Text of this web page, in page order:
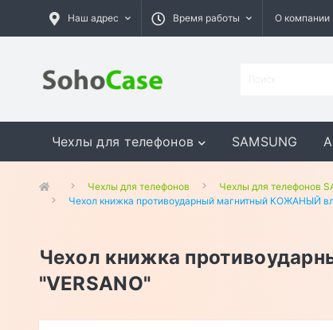
Наш адрес Время работы О компании
Чехлы для телефонов SAMSUNG
GOOGLE MEIZU ASUS
Чехлы для телефонов Чехлы для телефонов
Чехол книжка противоударный магнитный КОЖАНЫЙ
Чехол книжка
"VERSANO"